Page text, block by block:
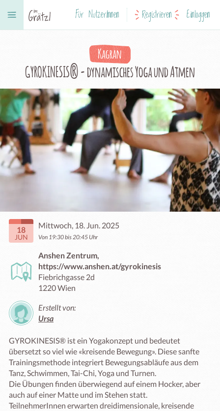
Für NutzerInnen Registrieren Einloggen
Kagran
GYROKINESIS® - dynamisches Yoga und Atmen
18
JUN
Mittwoch, 18. Jun. 2025
Von 19:30 bis 20:45 Uhr
Anshen Zentrum,
https://www.anshen.at/gyrokinesis
Fiebrichgasse 2d
1220 Wien
Erstellt von:
Ursa
GYROKINESIS® ist ein Yogakonzept und bedeutet
übersetzt so viel wie «kreisende Bewegung». Diese sanfte
Trainingsmethode integriert Bewegungsabläufe aus dem
Tanz, Schwimmen, Tai-Chi, Yoga und Turnen.
‍Die Übungen finden überwiegend auf einem Hocker, aber
auch auf einer Matte und im Stehen statt.
‍TeilnehmerInnen erwarten dreidimensionale, kreisende